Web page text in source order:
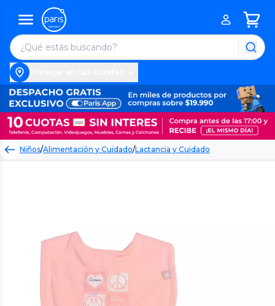
Niños/Alimentación y Cuidado/Lactancia y Cuidado